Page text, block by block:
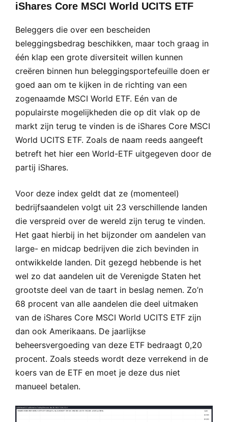
iShares Core MSCI World UCITS ETF
Beleggers die over een bescheiden
beleggingsbedrag beschikken, maar toch graag in
één klap een grote diversiteit willen kunnen
creëren binnen hun beleggingsportefeuille doen er
goed aan om te kijken in de richting van een
zogenaamde MSCI World ETF. Eén van de
populairste mogelijkheden die op dit vlak op de
markt zijn terug te vinden is de iShares Core MSCI
World UCITS ETF. Zoals de naam reeds aangeeft
betreft het hier een World-ETF uitgegeven door de
partij iShares.
Voor deze index geldt dat ze (momenteel)
bedrijfsaandelen volgt uit 23 verschillende landen
die verspreid over de wereld zijn terug te vinden.
Het gaat hierbij in het bijzonder om aandelen van
large- en midcap bedrijven die zich bevinden in
ontwikkelde landen. Dit gezegd hebbende is het
wel zo dat aandelen uit de Verenigde Staten het
grootste deel van de taart in beslag nemen. Zo’n
68 procent van alle aandelen die deel uitmaken
van de iShares Core MSCI World UCITS ETF zijn
dan ook Amerikaans. De jaarlijkse
beheersvergoeding van deze ETF bedraagt 0,20
procent. Zoals steeds wordt deze verrekend in de
koers van de ETF en moet je deze dus niet
manueel betalen.